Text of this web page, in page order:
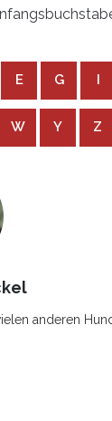
E G I
W Y Z
anderen